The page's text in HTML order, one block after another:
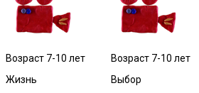
Возраст 7-10 лет
Жизнь
Возраст 7-10 лет
Выбор